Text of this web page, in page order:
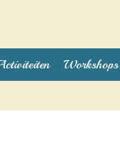
Workshops